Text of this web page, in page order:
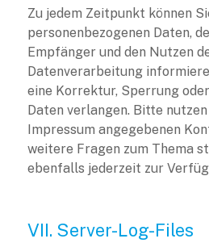
Zu jedem Zeitpunkt können
personenbezogenen Daten,
Empfänger und den Nutzen
Datenverarbeitung
eine Korrektur, Sperrung
Daten verlangen. Bitte
Impressum angegebenen
weitere Fragen zum Thema
ebenfalls jederzeit zur
VII. Server-Log-Files